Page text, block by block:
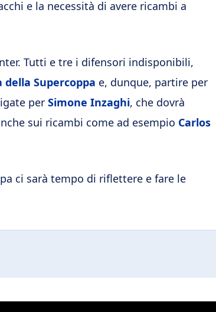
e la necessità di avere ricambi a
Tutti e tre i difensori indisponibili,
Supercoppa e, dunque, partire per
per Simone Inzaghi, che dovrà
sui ricambi come ad esempio Carlos
ci sarà tempo di riflettere e fare le